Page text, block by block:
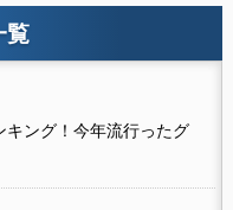
覧
キング！今年流行ったグ